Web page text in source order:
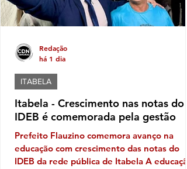
Itabela - Crescimento nas notas do
IDEB é comemorada pela gestão
Prefeito Flauzino comemora avanço na
educação com crescimento das notas do
IDEB da rede pública de Itabela A educação
ITABELA
Redação
há 1 dia